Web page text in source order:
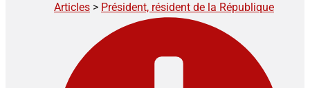
Articles > Président, résident de la République